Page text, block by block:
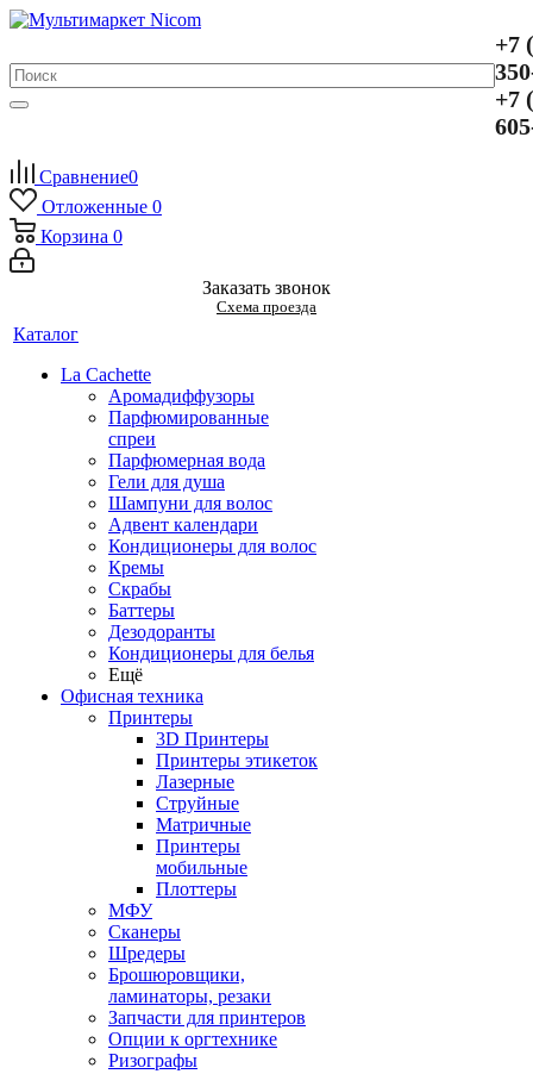
+7
+7
Сравнение0
Отложенные 0
Корзина 0
Заказать звонок
Схема проезда
Каталог
La Cachette
Аромадиффузоры
Парфюмированные
спреи
Парфюмерная вода
Гели для душа
Шампуни для волос
Адвент календари
Кондиционеры для волос
Кремы
Скрабы
Баттеры
Дезодоранты
Кондиционеры для белья
Ещё
Офисная техника
Принтеры
3D Принтеры
Принтеры этикеток
Лазерные
Струйные
Матричные
Принтеры
мобильные
Плоттеры
МФУ
Сканеры
Шредеры
Брошюровщики,
ламинаторы, резаки
Запчасти для принтеров
Опции к оргтехнике
Ризографы